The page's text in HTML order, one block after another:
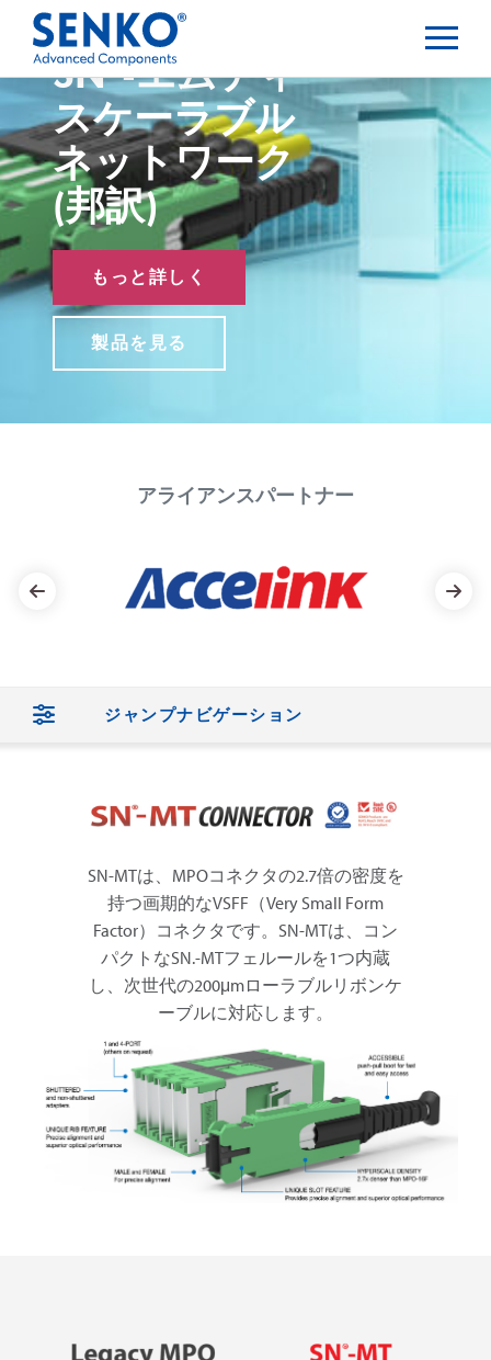
SN®-エムティー
スケーラブル
ネットワーク
(邦訳)
もっと詳しく
製品を見る
アライアンスパートナー
ジャンプナビゲーション
SN-MTは、MPOコネクタの2.7倍の密度を
持つ画期的なVSFF（Very Small Form
Factor）コネクタです。SN-MTは、コン
パクトなSN.-MTフェルールを1つ内蔵
し、次世代の200μmローラブルリボンケ
ーブルに対応します。